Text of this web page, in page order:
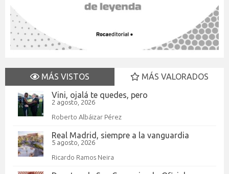
MÁS VISTOS
MÁS VALORADOS
Vini, ojalá te quedes, pero
2 agosto, 2026
Roberto Albáizar Pérez
Real Madrid, siempre a la vanguardia
5 agosto, 2026
Ricardo Ramos Neira